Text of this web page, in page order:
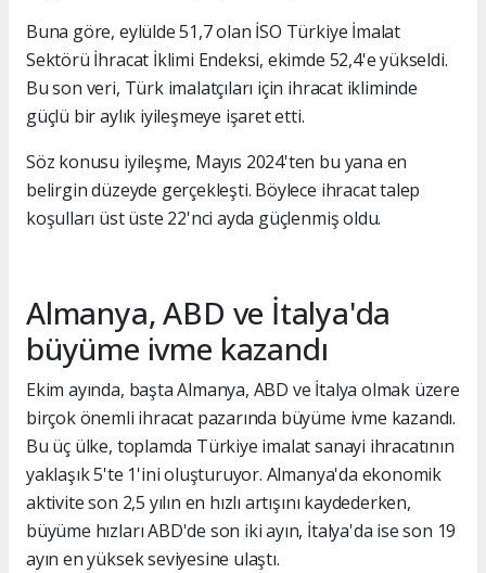
Buna göre, eylülde 51,7 olan İSO Türkiye İmalat
Sektörü İhracat İklimi Endeksi, ekimde 52,4'e yükseldi.
Bu son veri, Türk imalatçıları için ihracat ikliminde
güçlü bir aylık iyileşmeye işaret etti.
Söz konusu iyileşme, Mayıs 2024'ten bu yana en
belirgin düzeyde gerçekleşti. Böylece ihracat talep
koşulları üst üste 22'nci ayda güçlenmiş oldu.
Almanya, ABD ve İtalya'da
büyüme ivme kazandı
Ekim ayında, başta Almanya, ABD ve İtalya olmak üzere
birçok önemli ihracat pazarında büyüme ivme kazandı.
Bu üç ülke, toplamda Türkiye imalat sanayi ihracatının
yaklaşık 5'te 1'ini oluşturuyor. Almanya'da ekonomik
aktivite son 2,5 yılın en hızlı artışını kaydederken,
büyüme hızları ABD'de son iki ayın, İtalya'da ise son 19
ayın en yüksek seviyesine ulaştı.